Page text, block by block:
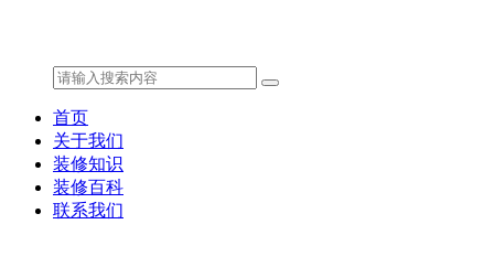
首页
关于我们
装修知识
装修百科
联系我们